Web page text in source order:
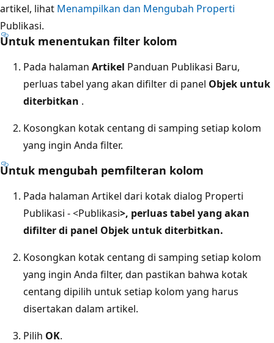
artikel, lihat Menampilkan dan Mengubah Properti
Publikasi.
Untuk menentukan filter kolom
Pada halaman Artikel Panduan Publikasi Baru,
perluas tabel yang akan difilter di panel Objek untuk
diterbitkan .
Kosongkan kotak centang di samping setiap kolom
yang ingin Anda filter.
Untuk mengubah pemfilteran kolom
Pada halaman Artikel dari kotak dialog Properti
Publikasi - <Publikasi>, perluas tabel yang akan
difilter di panel Objek untuk diterbitkan.
Kosongkan kotak centang di samping setiap kolom
yang ingin Anda filter, dan pastikan bahwa kotak
centang dipilih untuk setiap kolom yang harus
disertakan dalam artikel.
Pilih OK.